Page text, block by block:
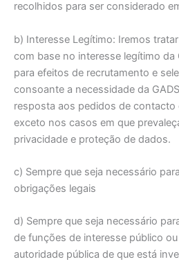
recolhidos para ser considerado
b) Interesse Legítimo: Iremos
com base no interesse legítimo da
para efeitos de recrutamento e
consoante a necessidade da
resposta aos pedidos de contacto
exceto nos casos em que
privacidade e proteção de dados.
c) Sempre que seja necessário
obrigações legais
d) Sempre que seja necessário
de funções de interesse público
autoridade pública de que está